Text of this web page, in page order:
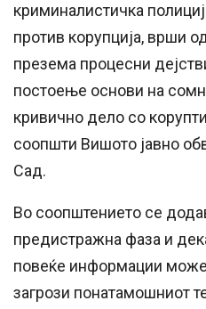
криминалистичка
против корупција, врши
презема процесни
постоење основи на
кривично дело со
соопшти Вишото јавно
Сад.
Во соопштението се
предистражна фаза и
повеќе информации
загрози понатамошниот